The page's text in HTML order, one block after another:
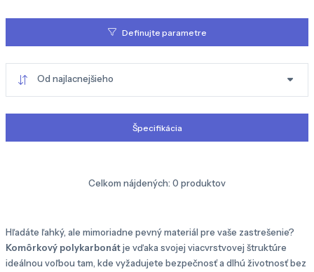
Definujte parametre
Od najlacnejšieho
Špecifikácia
Celkom nájdených: 0 produktov
Hľadáte ľahký, ale mimoriadne pevný materiál pre vaše zastrešenie?
Komôrkový polykarbonátje vďaka svojej viacvrstvovej štruktúre
ideálnou voľbou tam, kde vyžadujete bezpečnosť a dlhú životnosť bez